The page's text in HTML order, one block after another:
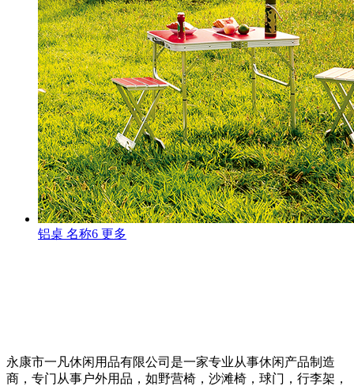
铝桌 名称6 更多
永康市一凡休闲用品有限公司是一家专业从事休闲产品制造
商，专门从事户外用品，如野营椅，沙滩椅，球门，行李架，